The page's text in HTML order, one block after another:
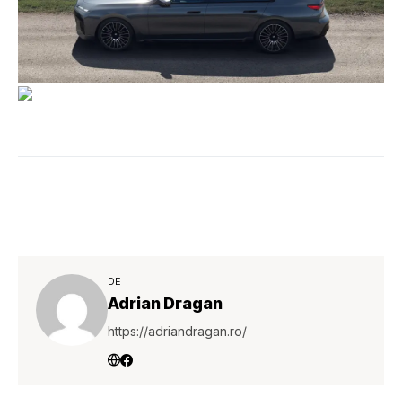
DE
Adrian Dragan
https://adriandragan.ro/